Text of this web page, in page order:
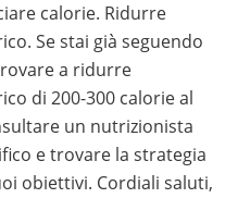
calorie. Ridurre
Se stai già seguendo
a ridurre
di 200-300 calorie al
un nutrizionista
e trovare la strategia
obiettivi. Cordiali saluti,